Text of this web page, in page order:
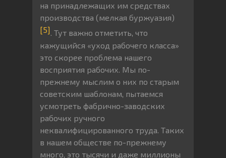
на принадлежащих им средствах
производства (мелкая буржуазия)
[5]. Тут важно отметить, что
кажущийся «уход рабочего класса»
это скорее проблема нашего
восприятия рабочих. Мы по-
прежнему мыслим о них по старым
советским шаблонам, пытаемся
усмотреть фабрично-заводских
рабочих ручного
неквалифицированного труда. Таких
в нашем обществе по-прежнему
много, это тысячи и даже миллионы